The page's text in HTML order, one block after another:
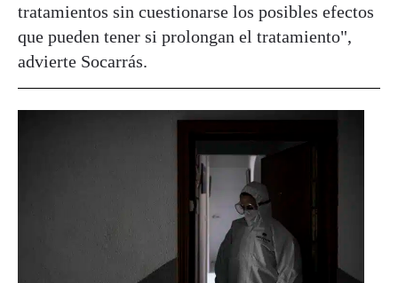
tratamientos sin cuestionarse los posibles efectos
que pueden tener si prolongan el tratamiento",
advierte Socarrás.